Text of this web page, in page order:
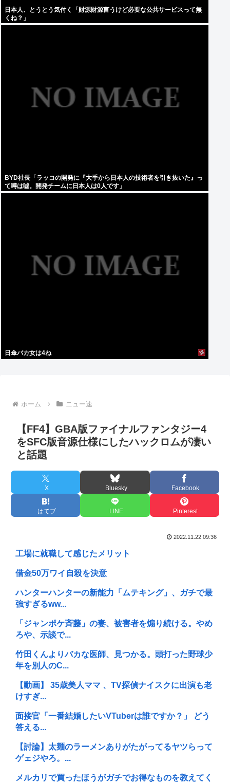
日本人、とうとう気付く「財源財源言うけど必要な公共サービスって無
くね？」
BYD社長「ラッコの開発に『大手から日本人の技術者を引き抜いた』っ
て噂は嘘。開発チームに日本人は0人です」
日傘バカ女は4ね
ホーム ニュー速
【FF4】GBA版ファイナルファンタジー4
をSFC版音源仕様にしたハックロムが凄い
と話題
X Bluesky Facebook
はてブ LINE Pinterest
2022.11.22 09:36
工場に就職して感じたメリット
借金50万ワイ自殺を決意
ハンターハンターの新能力「ムテキング」、ガチで最
強すぎるww...
「ジャンポケ斉藤」の妻、被害者を煽り続ける。やめ
ろや、示談で...
竹田くんよりバカな医師、見つかる。頭打った野球少
年を別人のC...
【動画】 35歳美人ママ 、TV探偵ナイスクに出演も老
けすぎ...
面接官「一番結婚したいVTuberは誰ですか？」 どう
答える...
【討論】太麺のラーメンありがたがってるヤツらって
ゲェジやろ。...
メルカリで買ったほうがガチでお得なものを教えてく